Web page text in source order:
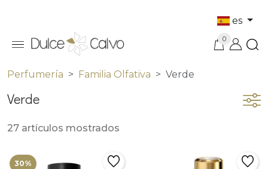
es
0
Perfumería Familia Olfativa Verde
Verde
27 artículos mostrados
30%